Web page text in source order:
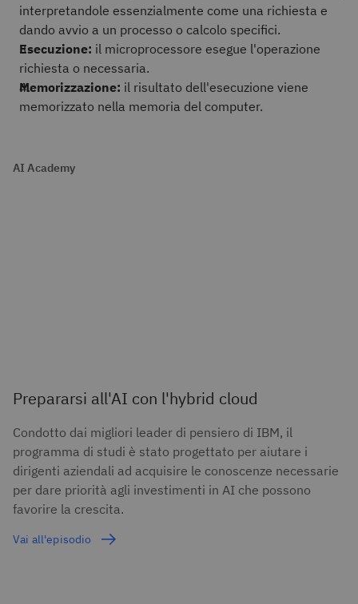
interpretandole essenzialmente come una richiesta e
dando avvio a un processo o calcolo specifici.
Esecuzione: il microprocessore esegue l'operazione
richiesta o necessaria.
Memorizzazione: il risultato dell'esecuzione viene
memorizzato nella memoria del computer.
AI Academy
Prepararsi all'AI con l'hybrid cloud
Condotto dai migliori leader di pensiero di IBM, il
programma di studi è stato progettato per aiutare i
dirigenti aziendali ad acquisire le conoscenze necessarie
per dare priorità agli investimenti in AI che possono
favorire la crescita.
Vai all'episodio